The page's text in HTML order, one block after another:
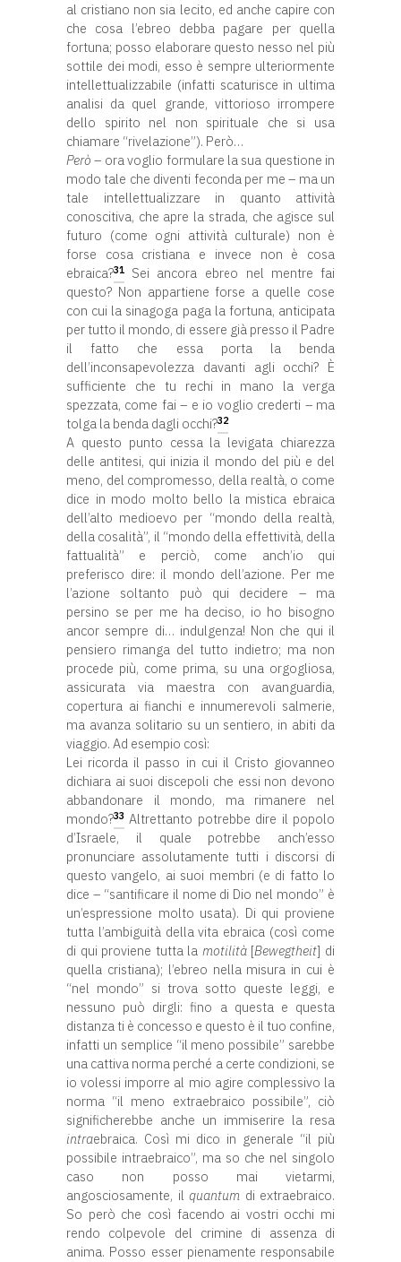
al cristiano non sia lecito, ed anche capire con
che cosa l’ebreo debba pagare per quella
fortuna; posso elaborare questo nesso nel più
sottile dei modi, esso è sempre ulteriormente
intellettualizzabile (infatti scaturisce in ultima
analisi da quel grande, vittorioso irrompere
dello spirito nel non spirituale che si usa
chiamare “rivelazione”). Però…
Però – ora voglio formulare la sua questione in
modo tale che diventi feconda per me – ma un
tale intellettualizzare in quanto attività
conoscitiva, che apre la strada, che agisce sul
futuro (come ogni attività culturale) non è
forse cosa cristiana e invece non è cosa
ebraica?31
Sei ancora ebreo nel mentre fai
questo? Non appartiene forse a quelle cose
con cui la sinagoga paga la fortuna, anticipata
per tutto il mondo, di essere già presso il Padre
il fatto che essa porta la benda
dell’inconsapevolezza davanti agli occhi? È
sufficiente che tu rechi in mano la verga
spezzata, come fai – e io voglio crederti – ma
tolga la benda dagli occhi?32
A questo punto cessa la levigata chiarezza
delle antitesi, qui inizia il mondo del più e del
meno, del compromesso, della realtà, o come
dice in modo molto bello la mistica ebraica
dell’alto medioevo per “mondo della realtà,
della cosalità”, il “mondo della effettività, della
fattualità” e perciò, come anch’io qui
preferisco dire: il mondo dell’azione. Per me
l’azione soltanto può qui decidere – ma
persino se per me ha deciso, io ho bisogno
ancor sempre di… indulgenza! Non che qui il
pensiero rimanga del tutto indietro; ma non
procede più, come prima, su una orgogliosa,
assicurata via maestra con avanguardia,
copertura ai fianchi e innumerevoli salmerie,
ma avanza solitario su un sentiero, in abiti da
viaggio. Ad esempio così:
Lei ricorda il passo in cui il Cristo giovanneo
dichiara ai suoi discepoli che essi non devono
abbandonare il mondo, ma rimanere nel
mondo?33 Altrettanto potrebbe dire il popolo
d’Israele, il quale potrebbe anch’esso
pronunciare assolutamente tutti i discorsi di
questo vangelo, ai suoi membri (e di fatto lo
dice – “santificare il nome di Dio nel mondo” è
un’espressione molto usata). Di qui proviene
tutta l’ambiguità della vita ebraica (così come
di qui proviene tutta la motilità[Bewegtheit] di
quella cristiana); l’ebreo nella misura in cui è
“nel mondo” si trova sotto queste leggi, e
nessuno può dirgli: fino a questa e questa
distanza ti è concesso e questo è il tuo confine,
infatti un semplice “il meno possibile” sarebbe
una cattiva norma perché a certe condizioni, se
io volessi imporre al mio agire complessivo la
norma “il meno extraebraico possibile”, ciò
significherebbe anche un immiserire la resa
intraebraica. Così mi dico in generale “il più
possibile intraebraico”, ma so che nel singolo
caso non posso mai vietarmi,
angosciosamente, il quantum di extraebraico.
So però che così facendo ai vostri occhi mi
rendo colpevole del crimine di assenza di
anima. Posso esser pienamente responsabile